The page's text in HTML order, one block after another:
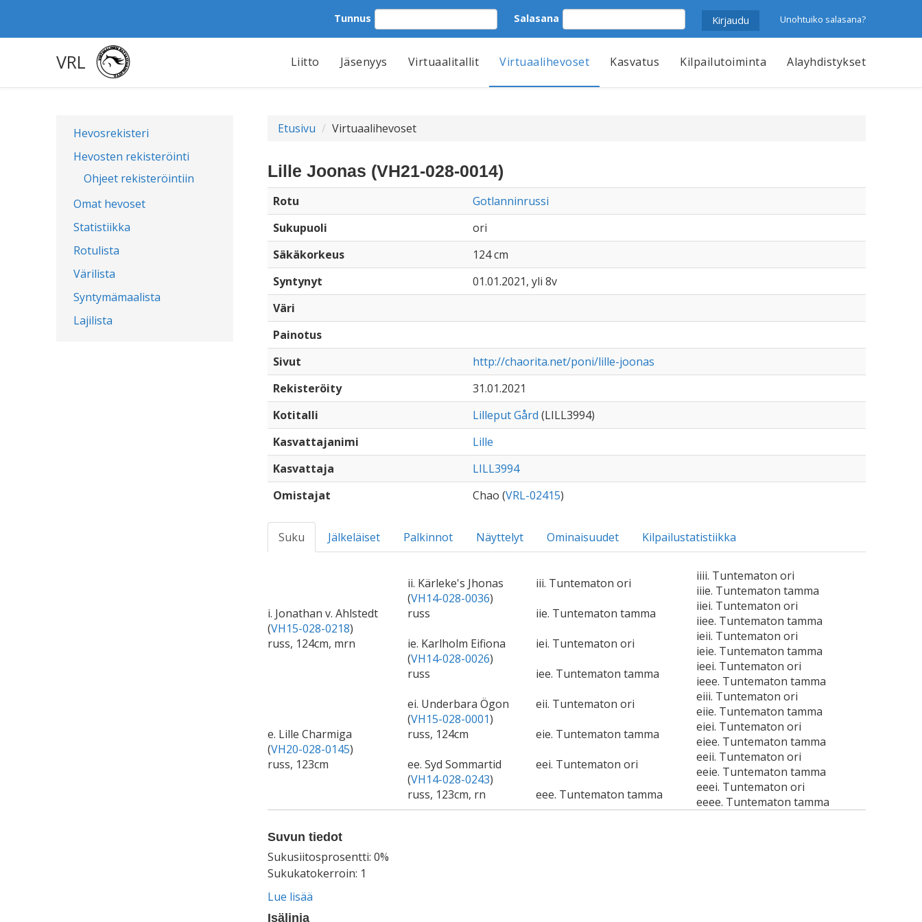
Tunnus Salasana Unohtuiko salasana?
VRL Liitto Jäsenyys Virtuaalitallit Virtuaalihevoset Kasvatus Kilpailutoiminta Alayhdistykset
Hevosrekisteri
Hevosten rekisteröinti
Ohjeet rekisteröintiin
Omat hevoset
Statistiikka
Rotulista
Värilista
Syntymämaalista
Lajilista
Etusivu Virtuaalihevoset
Lille Joonas (VH21-028-0014)
Rotu
Gotlanninrussi
Sukupuoli
ori
Säkäkorkeus
124 cm
Syntynyt
01.01.2021, yli 8v
Väri
Painotus
Sivut
http://chaorita.net/poni/lille-joonas
Rekisteröity
31.01.2021
Kotitalli
Lilleput Gård (LILL3994)
Kasvattajanimi
Lille
Kasvattaja
LILL3994
Omistajat
Chao (VRL-02415)
Suku Jälkeläiset Palkinnot Näyttelyt Ominaisuudet Kilpailustatistiikka
i. Jonathan v. Ahlstedt
(VH15-028-0218)
russ, 124cm, mrn
ii. Kärleke's Jhonas
(VH14-028-0036)
russ
iii. Tuntematon ori
iiii. Tuntematon ori
iiie. Tuntematon tamma
iie. Tuntematon tamma
iiei. Tuntematon ori
iiee. Tuntematon tamma
ie. Karlholm Eifiona
(VH14-028-0026)
russ
iei. Tuntematon ori
ieii. Tuntematon ori
ieie. Tuntematon tamma
iee. Tuntematon tamma
ieei. Tuntematon ori
ieee. Tuntematon tamma
e. Lille Charmiga
(VH20-028-0145)
russ, 123cm
ei. Underbara Ögon
(VH15-028-0001)
russ, 124cm
eii. Tuntematon ori
eiii. Tuntematon ori
eiie. Tuntematon tamma
eie. Tuntematon tamma
eiei. Tuntematon ori
eiee. Tuntematon tamma
ee. Syd Sommartid
(VH14-028-0243)
russ, 123cm, rn
eei. Tuntematon ori
eeii. Tuntematon ori
eeie. Tuntematon tamma
eee. Tuntematon tamma
eeei. Tuntematon ori
eeee. Tuntematon tamma
Suvun tiedot
Sukusiitosprosentti: 0%
Sukukatokerroin: 1
Lue lisää
Isälinja